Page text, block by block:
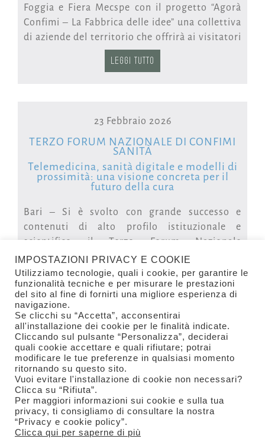
Foggia e Fiera Mecspe con il progetto “Agorà
Confimi – La Fabbrica delle idee” una collettiva
di aziende del territorio che offrirà ai visitatori
opportunità di networking con gli espositori e
i partner dell’area e momenti formativi, grazie
“Abbiamo ritenuto importante partecipare a
Mecspe Bari 2025, per far conoscere meglio e
apprezzare un settore produttivo in rapida
evoluzione come quello plastico, che ha
raggiunto sul nostro territorio importanti
L’agorà consentirà di discutere dei più attuali
ed urgenti temi legati allo sviluppo
dell’importantissima manifattura italiana, a
partire da quello dell’esigenza
improcrastinabile di una maggiore
integrazione ed aggregazione delle nostre
Imprese, di fronte alla sfida sempre più
impegnativa della competizione globale dei
mercati”
Raffaele Lazazzera Presidente di Confimi
Industria Bari Bat Foggia – Sezione Chimica e
Plastica
LEGGI TUTTO
23 Febbraio 2026
TERZO FORUM NAZIONALE DI CONFIMI
SANITÀ
Telemedicina, sanità digitale e modelli di
prossimità: una visione concreta per il
futuro della cura
Bari – Si è svolto con grande successo e
contenuti di alto profilo istituzionale e
scientifico il Terzo Forum Nazionale
NextSalute 2025, promosso e organizzato
dalla Sezione Salute di Confimi Industria Bari
Bat Foggia, tenutosi presso la Camera di
Commercio di Bari, e dedicato ai temi della
telemedicina, della sanità digitale e dei nuovi
modelli di sanità di prossimità.
L’iniziativa, fortemente voluta dal Presidente
Francesco Cannone e dal suo Vice Alessandro
Genchi, ha registrato la partecipazione
qualificata di rappresentanti delle istituzioni,
professionisti sanitari, imprese del settore,
operatori della filiera tecnologica e
LEGGI TUTTO
© Confimi Industria Bari Bat Foggia
Viale Caduti di Nassirya 55 - Zona Santa Caterina Bari
Tel. +39 080 5214689 - +39 335 7053242
Email info@confimibari.it
Pec confimibari@pec.it
CF 93451810720
Privacy & Cookie Policy
IMPOSTAZIONI PRIVACY E COOKIE
Utilizziamo tecnologie, quali i cookie, per garantire le
funzionalità tecniche e per misurare le prestazioni
del sito al fine di fornirti una migliore esperienza di
navigazione.
Se clicchi su “Accetta”, acconsentirai
all'installazione dei cookie per le finalità indicate.
Cliccando sul pulsante “Personalizza”, deciderai
quali cookie accettare e quali rifiutare; potrai
modificare le tue preferenze in qualsiasi momento
ritornando su questo sito.
Vuoi evitare l'installazione di cookie non necessari?
Clicca su “Rifiuta”.
Per maggiori informazioni sui cookie e sulla tua
privacy, ti consigliamo di consultare la nostra
“Privacy e cookie policy”.
Clicca qui per saperne di più